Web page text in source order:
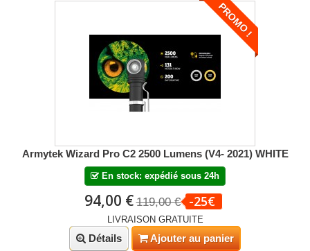
PROMO !
Armytek Wizard Pro C2 2500 Lumens (V4- 2021) WHITE
En stock: expédié sous 24h
94,00 € 119,00 € -25€
LIVRAISON GRATUITE
Détails Ajouter au panier